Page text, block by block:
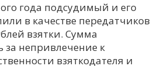
года подсудимый и его
в качестве передатчиков
взятки. Сумма
за непривлечение к
взяткодателя и